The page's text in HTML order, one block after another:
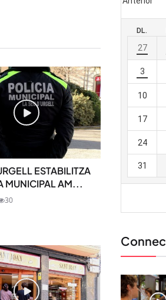
ESTABILITZA
MUNICIPAL AM...
30
te al nostre
seleccionada i enviada
al teu correu. Subscriu-te al nostre
i segueix la informació que importa.
SUBSCRIU-TE